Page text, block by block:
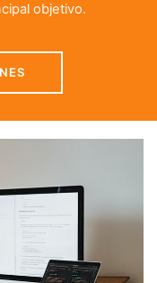
objetivo.